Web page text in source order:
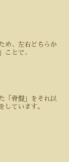
め、左右どちらか
ことで、
「骨盤」をそれ以
しています。